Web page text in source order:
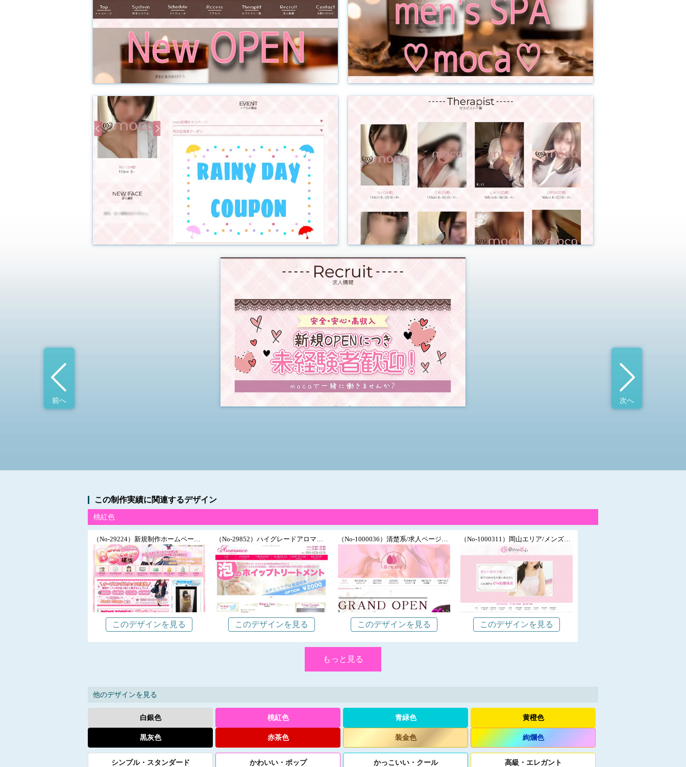
前へ 次へ
この制作実績に関連するデザイン
桃紅色
このデザインを見る このデザインを見る このデザインを見る このデザインを見る
もっと見る
他のデザインを見る
白銀色 桃紅色 青緑色 黄橙色
黒灰色 赤茶色 装金色 絢爛色
シンプル・ スタンダード かわいい・ ポップ かっこいい・ クール 高級 ・ エレガント